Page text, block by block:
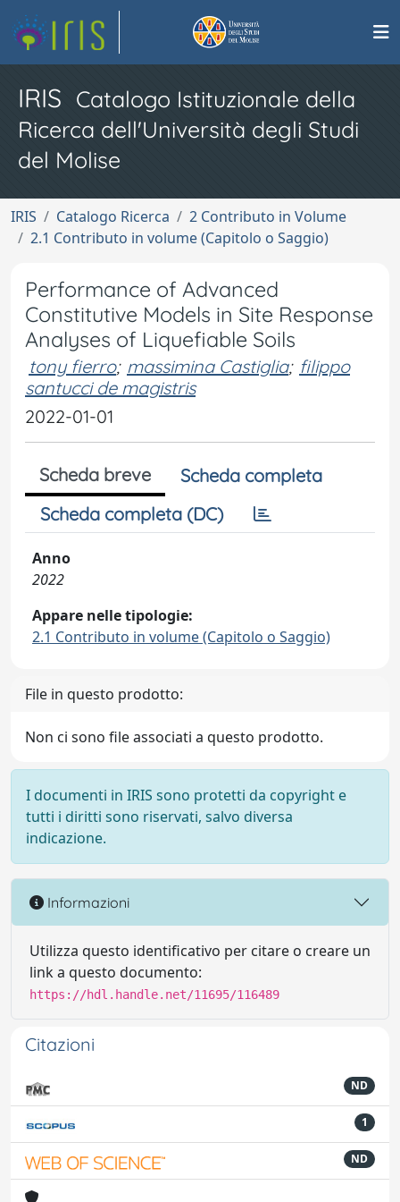
IRIS Catalogo Istituzionale della
Ricerca dell'Università degli Studi
del Molise
IRIS Catalogo Ricerca
2 Contributo in Volume
2.1 Contributo in volume (Capitolo o Saggio)
Performance of Advanced
Constitutive Models in Site Response
Analyses of Liquefiable Soils
tony fierro; massimina Castiglia; filippo
santucci de magistris
2022-01-01
Scheda breve
Scheda completa
Scheda completa (DC)
Anno
2022
Appare nelle tipologie:
2.1 Contributo in volume (Capitolo o Saggio)
File in questo prodotto:
Non ci sono file associati a questo prodotto.
I documenti in IRIS sono protetti da copyright e
tutti i diritti sono riservati, salvo diversa
indicazione.
Informazioni
Utilizza questo identificativo per citare o creare un
link a questo documento:
https://hdl.handle.net/11695/116489
Citazioni
ND
1
ND